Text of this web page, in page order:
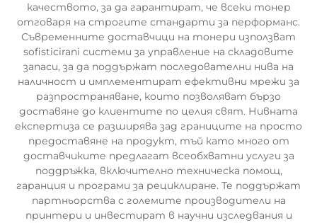
качеството, за да гарантират, че всеки тонер
отговаря на строгите стандарти за перформанс.
Съвременните доставчици на тонери използват
sofisticirani системи за управление на складовите
запаси, за да поддържат последователни нива на
наличност и имплементират ефективни мрежи за
разпространяване, които позволяват бързо
доставяне до клиентите по целия свят. Нивната
експертиза се разширява зад границите на просто
предоставяне на продукт, тъй като много от
доставчиките предлагат всеобхватни услуги за
поддръжка, включително техническа помощ,
гаранция и програми за рециклиране. Те поддържат
партньорства с големите производители на
принтери и инвестират в научни изследвания и